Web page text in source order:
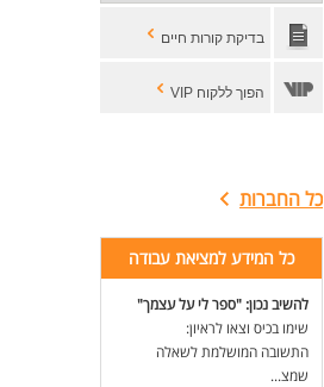
בדיקת קורות חיים
הפוך ללקוח VIP
כל החברות
כל המידע למציאת עבודה
להשיב נכון: "ספר לי על עצמך"
שימו בכיס וצאו לראיון:
התשובה המושלמת לשאלה
שמצ...